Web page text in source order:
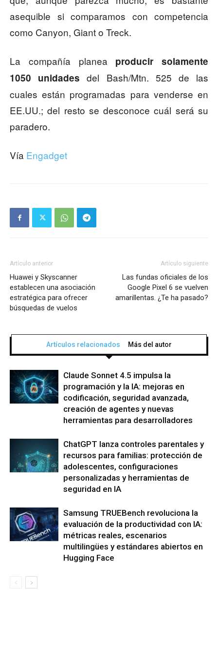
asequible si comparamos con competencia
como Canyon, Giant o Treck.
La compañía planeaproducir solamente
1050 unidades del Bash/Mtn. 525 de las
cuales están programadas para venderse en
EE.UU.; del resto se desconoce cuál será su
paradero.
Vía Engadget
Artículo anterior
Huawei y Skyscanner
establecen una asociación
estratégica para ofrecer
búsquedas de vuelos
Artículo siguiente
Las fundas oficiales de los
Google Pixel 6 se vuelven
amarillentas. ¿Te ha pasado?
Artículos relacionados Más del autor
Claude Sonnet 4.5 impulsa la
programación y la IA: mejoras en
codificación, seguridad avanzada,
creación de agentes y nuevas
herramientas para desarrolladores
ChatGPT lanza controles parentales y
recursos para familias: protección de
adolescentes, configuraciones
personalizadas y herramientas de
seguridad en IA
Samsung TRUEBench revoluciona la
evaluación de la productividad con IA:
métricas reales, escenarios
multilingües y estándares abiertos en
Hugging Face